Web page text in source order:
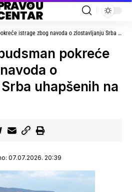
zbog navoda o zlostavljanju Srba uhapšenih na Gazimestanu
pokreće
o
uhapšenih na
07.07.2026. 20:39